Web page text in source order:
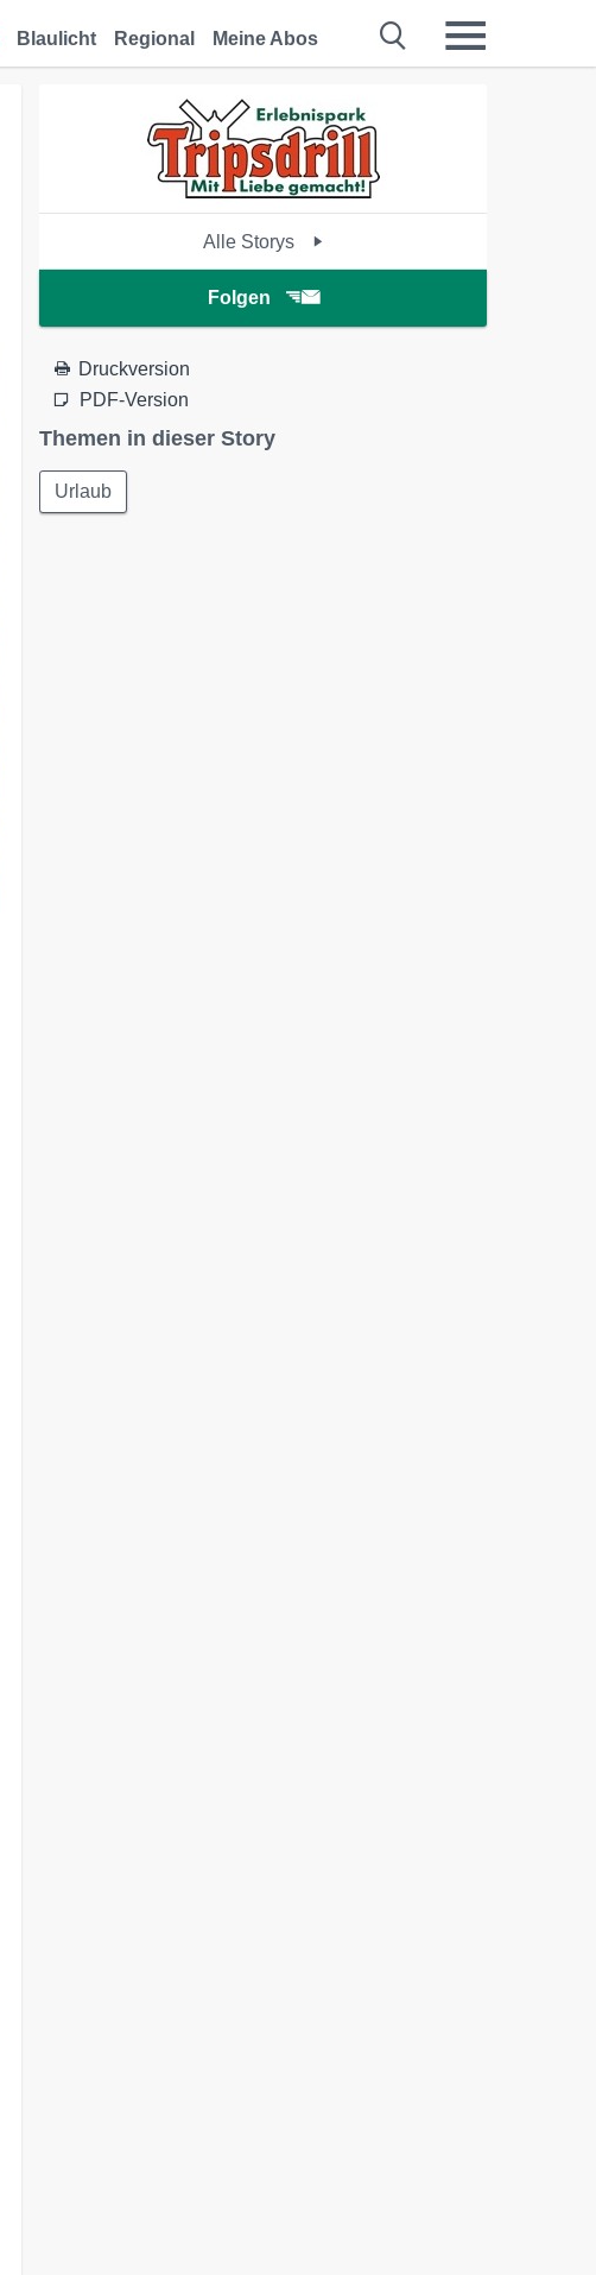
Blaulicht Regional Meine Abos
Alle Storys
Folgen
Druckversion
PDF-Version
Themen in dieser Story
Urlaub